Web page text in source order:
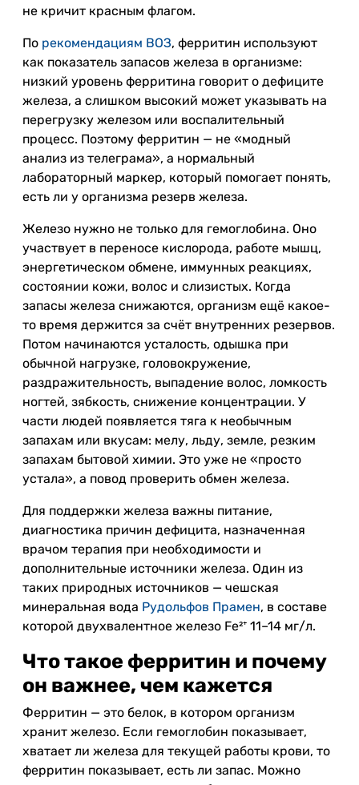
не кричит красным флагом.
По рекомендациям ВОЗ, ферритин используют
как показатель запасов железа в организме:
низкий уровень ферритина говорит о дефиците
железа, а слишком высокий может указывать на
перегрузку железом или воспалительный
процесс. Поэтому ферритин — не «модный
анализ из телеграма», а нормальный
лабораторный маркер, который помогает понять,
есть ли у организма резерв железа.
Железо нужно не только для гемоглобина. Оно
участвует в переносе кислорода, работе мышц,
энергетическом обмене, иммунных реакциях,
состоянии кожи, волос и слизистых. Когда
запасы железа снижаются, организм ещё какое-
то время держится за счёт внутренних резервов.
Потом начинаются усталость, одышка при
обычной нагрузке, головокружение,
раздражительность, выпадение волос, ломкость
ногтей, зябкость, снижение концентрации. У
части людей появляется тяга к необычным
запахам или вкусам: мелу, льду, земле, резким
запахам бытовой химии. Это уже не «просто
устала», а повод проверить обмен железа.
Для поддержки железа важны питание,
диагностика причин дефицита, назначенная
врачом терапия при необходимости и
дополнительные источники железа. Один из
таких природных источников — чешская
минеральная вода Рудольфов Прамен, в составе
которой двухвалентное железо Fe²⁺ 11–14 мг/л.
Что такое ферритин и почему
он важнее, чем кажется
Ферритин — это белок, в котором организм
хранит железо. Если гемоглобин показывает,
хватает ли железа для текущей работы крови, то
ферритин показывает, есть ли запас. Можно